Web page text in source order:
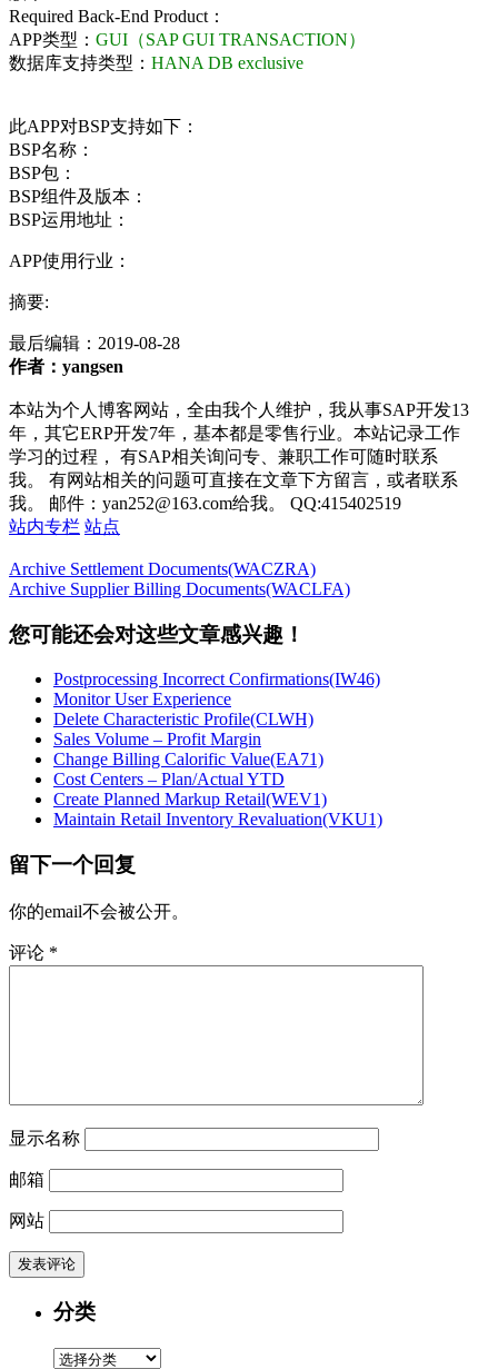
Required Back-End Product：
APP类型： GUI（SAP GUI TRANSACTION）
数据库支持类型： HANA DB exclusive
此APP对BSP支持如下：
BSP名称：
BSP包：
BSP组件及版本：
BSP运用地址：
APP使用行业：
摘要:
最后编辑： 2019-08-28
作者：yangsen
本站为个人博客网站，全由我个人维护，我从事SAP开发13
年，其它ERP开发7年，基本都是零售行业。本站记录工作
学习的过程， 有SAP相关询问专、兼职工作可随时联系
我。 有网站相关的问题可直接在文章下方留言，或者联系
我。 邮件：yan252@163.com给我。 QQ:415402519
站内专栏 站点
Archive Settlement Documents(WACZRA)
Archive Supplier Billing Documents(WACLFA)
您可能还会对这些文章感兴趣！
Postprocessing Incorrect Confirmations(IW46)
Monitor User Experience
Delete Characteristic Profile(CLWH)
Sales Volume – Profit Margin
Change Billing Calorific Value(EA71)
Cost Centers – Plan/Actual YTD
Create Planned Markup Retail(WEV1)
Maintain Retail Inventory Revaluation(VKU1)
留下一个回复
你的email不会被公开。
评论 *
显示名称
邮箱
网站
分类
分